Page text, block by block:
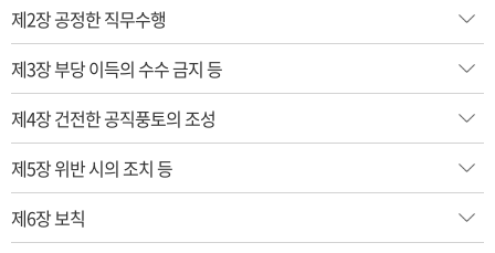
제2장 공정한 직무수행
제3장 부당 이득의 수수 금지 등
제4장 건전한 공직풍토의 조성
제5장 위반 시의 조치 등
제6장 보칙